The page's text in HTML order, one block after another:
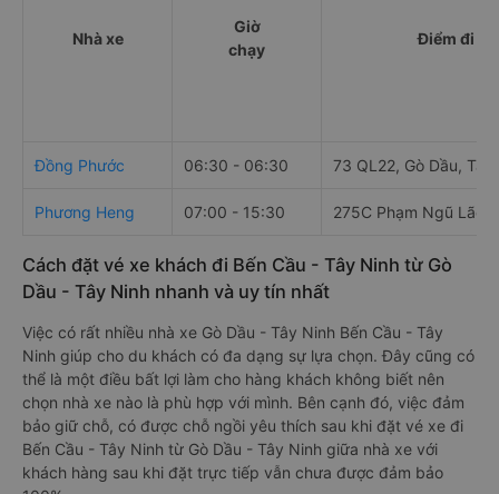
Nhà xe
Giờ
chạy
Điểm đi
Đồng Phước 06:30 - 06:30 73 QL22, Gò Dầu, Tây
Phương Heng 07:00 - 15:30 275C Phạm Ngũ Lão
Cách đặt vé xe khách đi Bến Cầu - Tây Ninh từ Gò
Dầu - Tây Ninh nhanh và uy tín nhất
Việc có rất nhiều nhà xe Gò Dầu - Tây Ninh Bến Cầu - Tây
Ninh giúp cho du khách có đa dạng sự lựa chọn. Đây cũng có
thể là một điều bất lợi làm cho hàng khách không biết nên
chọn nhà xe nào là phù hợp với mình. Bên cạnh đó, việc đảm
bảo giữ chỗ, có được chỗ ngồi yêu thích sau khi đặt vé xe đi
Bến Cầu - Tây Ninh từ Gò Dầu - Tây Ninh giữa nhà xe với
khách hàng sau khi đặt trực tiếp vẫn chưa được đảm bảo